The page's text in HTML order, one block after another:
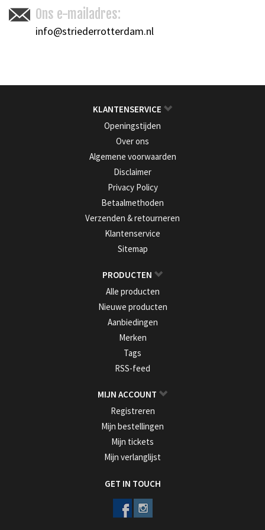
Ons e-mailadres:
info@striederrotterdam.nl
KLANTENSERVICE
Openingstijden
Over ons
Algemene voorwaarden
Disclaimer
Privacy Policy
Betaalmethoden
Verzenden & retourneren
Klantenservice
Sitemap
PRODUCTEN
Alle producten
Nieuwe producten
Aanbiedingen
Merken
Tags
RSS-feed
MIJN ACCOUNT
Registreren
Mijn bestellingen
Mijn tickets
Mijn verlanglijst
GET IN TOUCH